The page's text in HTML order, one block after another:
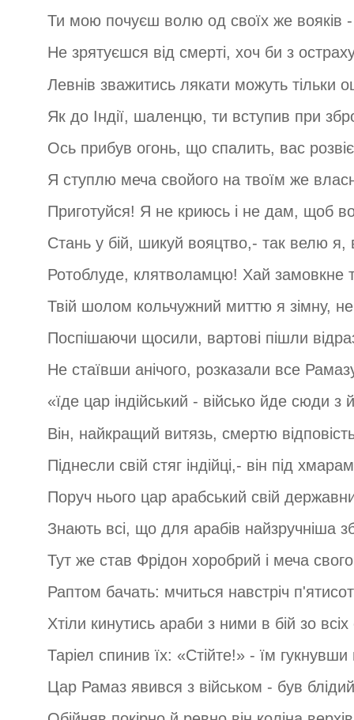
Ти мою почуєш волю од своїх же вояків -
Не зрятуєшся від смерті, хоч би з
Левнів зважитись лякати можуть тільки
Як до Індії, шаленцю, ти вступив при
Ось прибув огонь, що спалить, вас розвіє
Я ступлю меча свойого на твоїм же
Приготуйся! Я не криюсь і не дам, щоб
Стань у бій, шикуй вояцтво,- так велю я,
Ротоблуде, клятволамцю! Хай замовкне
Твій шолом кольчужний миттю я зімну,
Поспішаючи щосили, вартові пішли
Не стаївши анічого, розказали все
«їде цар індійський - військо йде сюди з
Він, найкращий витязь, смертю
Піднесли свій стяг індійці,- він під
Поруч нього цар арабський свій
Знають всі, що для арабів найзручніша
Тут же став Фрідон хоробрий і меча
Раптом бачать: мчиться навстріч
Хтіли кинутись араби з ними в бій зо всіх
Таріел спинив їх: «Стійте!» - їм гукнувши
Цар Рамаз явився з військом - був